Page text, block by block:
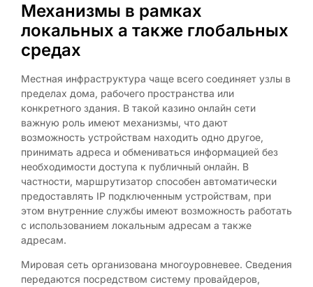
Механизмы в рамках
локальных а также глобальных
средах
Местная инфраструктура чаще всего соединяет узлы в
пределах дома, рабочего пространства или
конкретного здания. В такой казино онлайн сети
важную роль имеют механизмы, что дают
возможность устройствам находить одно другое,
принимать адреса и обмениваться информацией без
необходимости доступа к публичный онлайн. В
частности, маршрутизатор способен автоматически
предоставлять IP подключенным устройствам, при
этом внутренние службы имеют возможность работать
с использованием локальным адресам а также
адресам.
Мировая сеть организована многоуровневее. Сведения
передаются посредством систему провайдеров,